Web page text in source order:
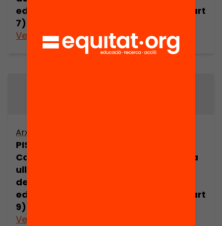
educatives (part
7)
Veure’n més
educatives (part
Veure’n més
Arxiu
PISA 2003 a
Catalunya. Una
ullada a les
desigualtats
educatives (part
9)
Veure’n més
Catalunya. Una
educatives (part